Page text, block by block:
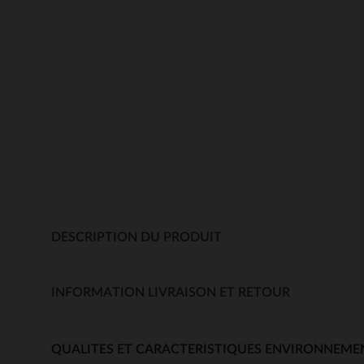
DESCRIPTION DU PRODUIT
INFORMATION LIVRAISON ET RETOUR
QUALITES ET CARACTERISTIQUES